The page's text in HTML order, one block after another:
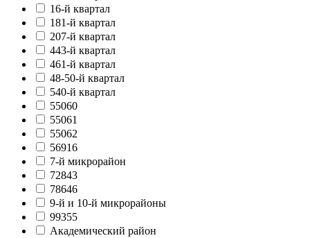
16-й квартал
181-й квартал
207-й квартал
443-й квартал
461-й квартал
48-50-й квартал
540-й квартал
55060
55061
55062
56916
7-й микрорайон
72843
78646
9-й и 10-й микрорайоны
99355
Академический район